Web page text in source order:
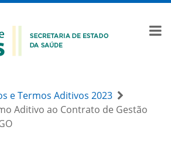
e Termos Aditivos 2023
Aditivo ao Contrato de Gestão